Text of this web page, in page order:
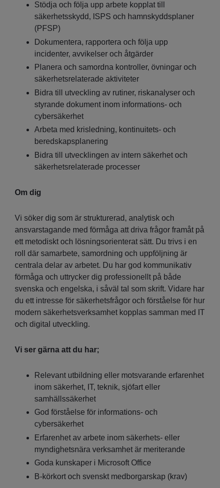
Stödja och följa upp arbete kopplat till
säkerhetsskydd, ISPS och hamnskyddsplaner
(PFSP)
Dokumentera, rapportera och följa upp
incidenter, avvikelser och åtgärder
Planera och samordna kontroller, övningar och
säkerhetsrelaterade aktiviteter
Bidra till utveckling av rutiner, riskanalyser och
styrande dokument inom informations- och
cybersäkerhet
Arbeta med krisledning, kontinuitets- och
beredskapsplanering
Bidra till utvecklingen av intern säkerhet och
säkerhetsrelaterade processer
Om dig
Vi söker dig som är strukturerad, analytisk och
ansvarstagande med förmåga att driva frågor framåt på
ett metodiskt och lösningsorienterat sätt. Du trivs i en
roll där samarbete, samordning och uppföljning är
centrala delar av arbetet. Du har god kommunikativ
förmåga och uttrycker dig professionellt på både
svenska och engelska, i såväl tal som skrift. Vidare har
du ett intresse för säkerhetsfrågor och förståelse för hur
modern säkerhetsverksamhet kopplas samman med IT
och digital utveckling.
Vi ser gärna att du har;
Relevant utbildning eller motsvarande erfarenhet
inom säkerhet, IT, teknik, sjöfart eller
samhällssäkerhet
God förståelse för informations- och
cybersäkerhet
Erfarenhet av arbete inom säkerhets- eller
myndighetsnära verksamhet är meriterande
Goda kunskaper i Microsoft Office
B-körkort och svenskt medborgarskap (krav)